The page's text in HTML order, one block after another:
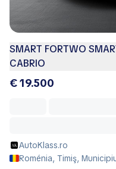
SMART FORTWO
CABRIO
€ 19.500
AutoKlass.ro
Roménia, Timiş,